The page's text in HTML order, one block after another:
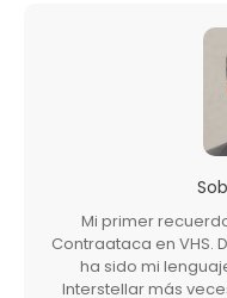
Mi primer
Contraataca en VHS.
ha sido mi
Interstellar más